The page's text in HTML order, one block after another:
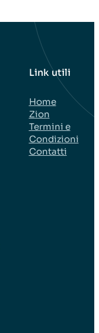
Link utili
Home
Zion
Termini e
Condizioni
Contatti